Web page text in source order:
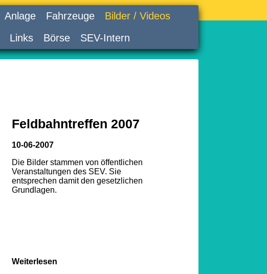
Anlage Fahrzeuge
Bilder / Videos
Links Börse SEV-Intern
Feldbahntreffen 2007
10-06-2007
Die Bilder stammen von öffentlichen
Veranstaltungen des SEV. Sie
entsprechen damit den gesetzlichen
Grundlagen.
Weiterlesen